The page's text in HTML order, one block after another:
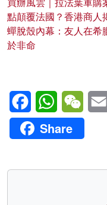
買辦風雲｜拉法葉軍購
點顛覆法國？香港商人
蟬脫殼內幕：友人在希
於非命
FacebookWhatsApp
Share